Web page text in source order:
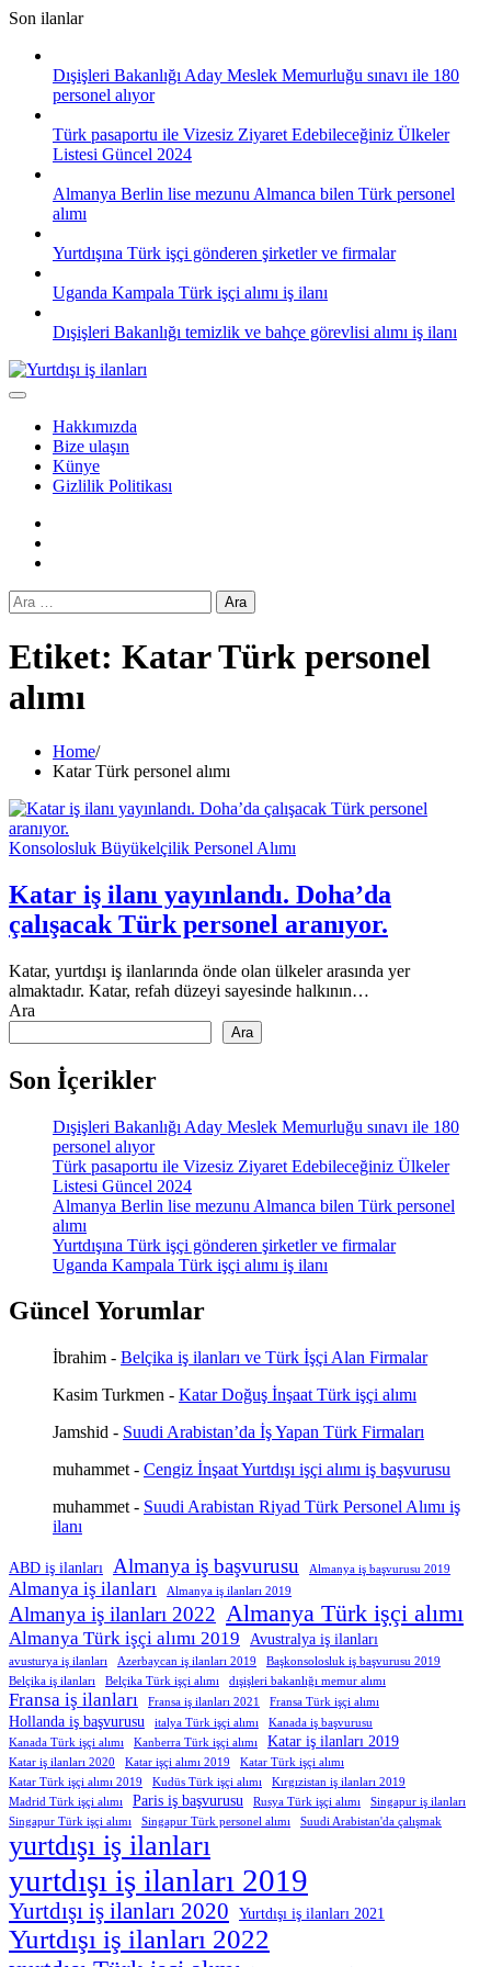
Skip
content
Son ilanlar
Dışişleri Bakanlığı Aday Meslek Memurluğu sınavı ile 180
personel alıyor
Türk pasaportu ile Vizesiz Ziyaret Edebileceğiniz Ülkeler
Listesi Güncel 2024
Almanya Berlin lise mezunu Almanca bilen Türk personel
alımı
Yurtdışına Türk işçi gönderen şirketler ve firmalar
Uganda Kampala Türk işçi alımı iş ilanı
Dışişleri Bakanlığı temizlik ve bahçe görevlisi alımı iş ilanı
Hakkımızda
Bize ulaşın
Künye
Gizlilik Politikası
Arama:
Etiket: Katar Türk personel
alımı
Home
Katar Türk personel alımı
Konsolosluk Büyükelçilik Personel Alımı
Katar iş ilanı yayınlandı. Doha’da
çalışacak Türk personel aranıyor.
Katar, yurtdışı iş ilanlarında önde olan ülkeler arasında yer
almaktadır. Katar, refah düzeyi sayesinde halkının…
Ara
Ara
Son İçerikler
Dışişleri Bakanlığı Aday Meslek Memurluğu sınavı ile 180
personel alıyor
Türk pasaportu ile Vizesiz Ziyaret Edebileceğiniz Ülkeler
Listesi Güncel 2024
Almanya Berlin lise mezunu Almanca bilen Türk personel
alımı
Yurtdışına Türk işçi gönderen şirketler ve firmalar
Uganda Kampala Türk işçi alımı iş ilanı
Güncel Yorumlar
İbrahim - Belçika iş ilanları ve Türk İşçi Alan Firmalar
Kasim Turkmen - Katar Doğuş İnşaat Türk işçi alımı
Jamshid - Suudi Arabistan’da İş Yapan Türk Firmaları
muhammet - Cengiz İnşaat Yurtdışı işçi alımı iş başvurusu
muhammet - Suudi Arabistan Riyad Türk Personel Alımı iş
ilanı
ABD iş ilanları Almanya iş başvurusu Almanya iş başvurusu 2019
Almanya iş ilanları Almanya iş ilanları 2019
Almanya iş ilanları 2022 Almanya Türk işçi alımı
Almanya Türk işçi alımı 2019 Avustralya iş ilanları
avusturya iş ilanları Azerbaycan iş ilanları 2019
Başkonsolosluk iş başvurusu 2019
Belçika iş ilanları
Belçika Türk işçi alımı dışişleri bakanlığı memur alımı
Fransa iş ilanları Fransa iş ilanları 2021 Fransa Türk işçi alımı
Hollanda iş başvurusu italya Türk işçi alımı
Kanada iş başvurusu
Kanada Türk işçi alımı
Kanberra Türk işçi alımı Katar iş ilanları 2019
Katar iş ilanları 2020 Katar işçi alımı 2019
Katar Türk işçi alımı
Katar Türk işçi alımı 2019
Kudüs Türk işçi alımı
Kırgızistan iş ilanları 2019
Madrid Türk işçi alımı
Paris iş başvurusu Rusya Türk işçi alımı
Singapur iş ilanları
Singapur Türk işçi alımı
Singapur Türk personel alımı Suudi Arabistan'da çalışmak
yurtdışı iş ilanları
yurtdışı iş ilanları 2019
Yurtdışı iş ilanları 2020 Yurtdışı iş ilanları 2021
Yurtdışı iş ilanları 2022